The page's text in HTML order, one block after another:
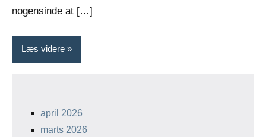
nogensinde at […]
Læs videre
april 2026
marts 2026